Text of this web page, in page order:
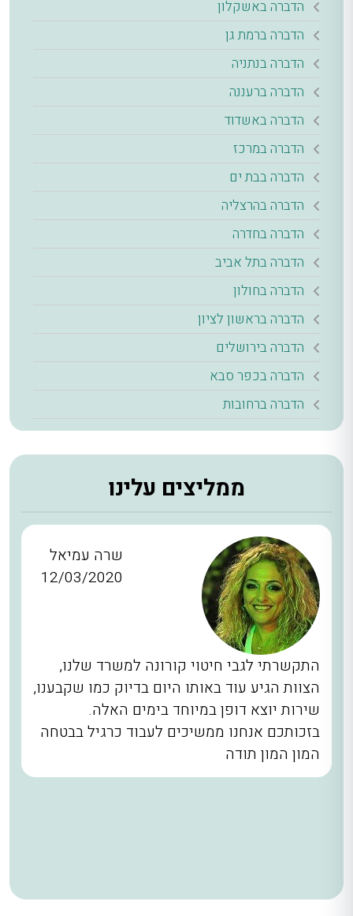
הדברה באשקלון
הדברה ברמת גן
הדברה בנתניה
הדברה ברעננה
הדברה באשדוד
הדברה במרכז
הדברה בבת ים
הדברה בהרצליה
הדברה בחדרה
הדברה בתל אביב
הדברה בחולון
הדברה בראשון לציון
הדברה בירושלים
הדברה בכפר סבא
הדברה ברחובות
ממליצים עלינו
שרה עמיאל
12/03/2020
התקשרתי לגבי חיטוי קורונה למשרד שלנו,
הצוות הגיע עוד באותו היום בדיוק כמו שקבענו,
שירות יוצא דופן במיוחד בימים האלה.
בזכותכם אנחנו ממשיכים לעבוד כרגיל בבטחה
המון המון תודה